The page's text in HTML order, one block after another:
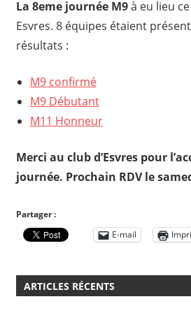
La 8eme journée M9à eu lieu
Esvres. 8 équipes étaient
résultats :
M9 confirmé
M9 Débutant
M11 Honneur
Merci au club d’Esvres pour
journée. Prochain RDV le
Partager :
E-mail
ARTICLES RÉCENTS